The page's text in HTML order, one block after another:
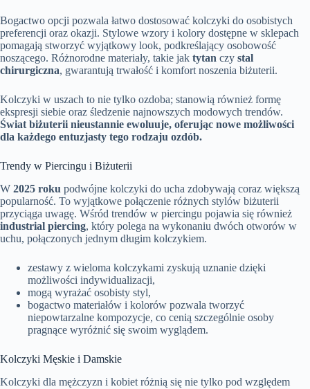
Bogactwo opcji pozwala łatwo dostosować kolczyki do osobistych
preferencji oraz okazji. Stylowe wzory i kolory dostępne w sklepach
pomagają stworzyć wyjątkowy look, podkreślający osobowość
noszącego. Różnorodne materiały, takie jak tytan czy stal
chirurgiczna, gwarantują trwałość i komfort noszenia biżuterii.
Kolczyki w uszach to nie tylko ozdoba; stanowią również formę
ekspresji siebie oraz śledzenie najnowszych modowych trendów.
Świat biżuterii nieustannie ewoluuje, oferując nowe możliwości
dla każdego entuzjasty tego rodzaju ozdób.
Trendy w Piercingu i Biżuterii
W 2025 roku podwójne kolczyki do ucha zdobywają coraz większą
popularność. To wyjątkowe połączenie różnych stylów biżuterii
przyciąga uwagę. Wśród trendów w piercingu pojawia się również
industrial piercing, który polega na wykonaniu dwóch otworów w
uchu, połączonych jednym długim kolczykiem.
zestawy z wieloma kolczykami zyskują uznanie dzięki
możliwości indywidualizacji,
mogą wyrażać osobisty styl,
bogactwo materiałów i kolorów pozwala tworzyć
niepowtarzalne kompozycje, co cenią szczególnie osoby
pragnące wyróżnić się swoim wyglądem.
Kolczyki Męskie i Damskie
Kolczyki dla mężczyzn i kobiet różnią się nie tylko pod względem